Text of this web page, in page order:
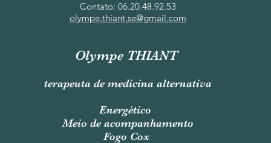
Contato: 06.20.48.92.53
olympe.thiant.se@gmail.com
Olympe THIANT
terapeuta de medicina alternativa
Energético
Meio de acompanhamento
Fogo Cox